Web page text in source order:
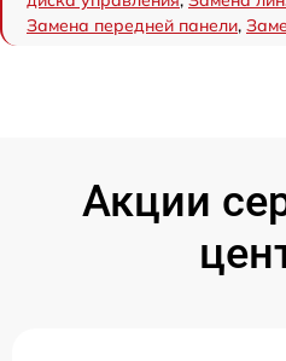
Замена передней панели,
Акции